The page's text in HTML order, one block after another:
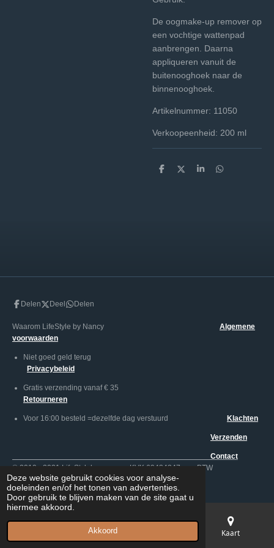
Deze website gebruikt cookies voor analyse-
doeleinden en/of het tonen van advertenties.
Door gebruik te blijven maken van de site gaat u
hiermee akkoord.
Akkoord
De oogmake-up remover op
een vochtige wattenpad
aanbrengen. Daarna
appliqueren vanuit de
buitenooghoek naar de
binnenooghoek.
Artikelnummer: 11050
Verkoopeenheid: 200 ml
D
D
S
D
Delen Deel Delen
Waarom LifeStyle by Nancy Algemene
voorwaarden
Niet goed geld terug
Privacybeleid
Gratis verzending vanaf € 35
Retourneren
Voor 16:00 besteld =dezelfde dag verstuurd Klachten
Verzenden
Contact
© 2019 - 2021 LifeStylebynancy KVK 69434247 BTW
NL002005130B747
Telefoonnummer Kaart